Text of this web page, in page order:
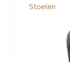
Stoelen